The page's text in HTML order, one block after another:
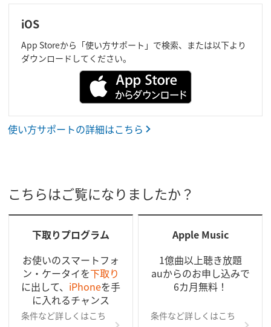
iOS
App Storeから「使い方サポート」で検索、または以下より
ダウンロードしてください。
使い方サポートの詳細はこちら
こちらはご覧になりましたか？
下取りプログラム
お使いのスマートフォ
ン・ケータイを下取り
に出して、 iPhoneを手
に入れるチャンス
条件など詳しくはこち
Apple Music
1億曲以上聴き放題
auからのお申し込みで
6カ月無料！
条件など詳しくはこち